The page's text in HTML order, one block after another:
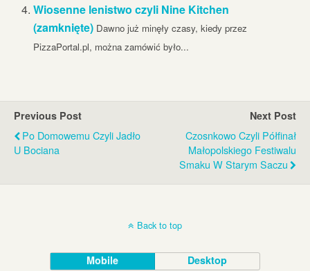
Wiosenne lenistwo czyli Nine Kitchen
(zamknięte) Dawno już minęły czasy, kiedy przez
PizzaPortal.pl, można zamówić było...
Previous Post
Po Domowemu Czyli Jadło
U Bociana
Next Post
Czosnkowo Czyli Półfinał
Małopolskiego Festiwalu
Smaku W Starym Saczu
Back to top
Mobile Desktop